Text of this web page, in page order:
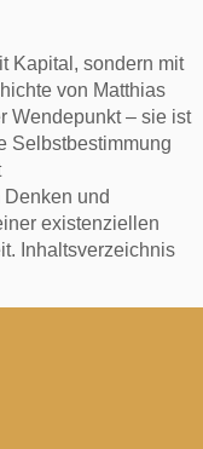
Kapital, sondern mit
von Matthias
Wendepunkt – sie ist
Selbstbestimmung
Denken und
existenziellen
Inhaltsverzeichnis